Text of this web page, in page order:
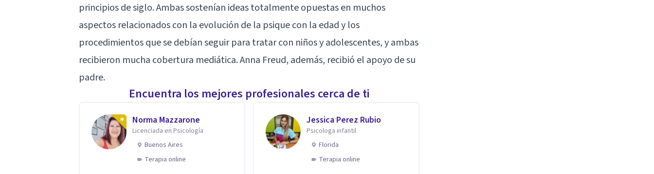
principios de siglo. Ambas sostenían ideas totalmente opuestas en muchos
aspectos relacionados con la evolución de la psique con la edad y los
procedimientos que se debían seguir para tratar con niños y adolescentes, y ambas
recibieron mucha cobertura mediática. Anna Freud, además, recibió el apoyo de su
padre.
Encuentra los mejores profesionales cerca de ti
Norma Mazzarone
Licenciada en Psicología
Buenos Aires
Terapia online
Jessica Perez Rubio
Psicologa infantil
Florida
Terapia online